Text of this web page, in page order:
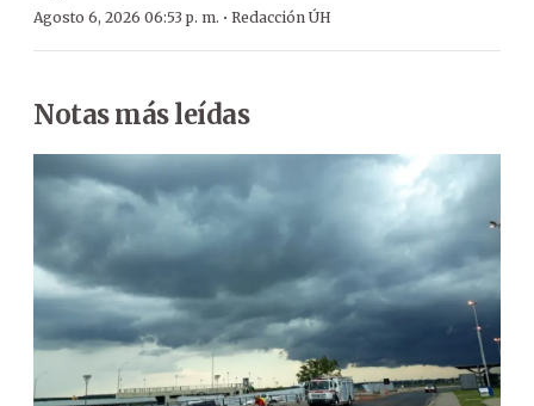
Agosto 6, 2026 06:53 p. m. · Redacción ÚH
Notas más leídas